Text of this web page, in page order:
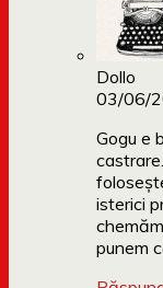
Dollo
03/06/
Gogu e
isterici
punem